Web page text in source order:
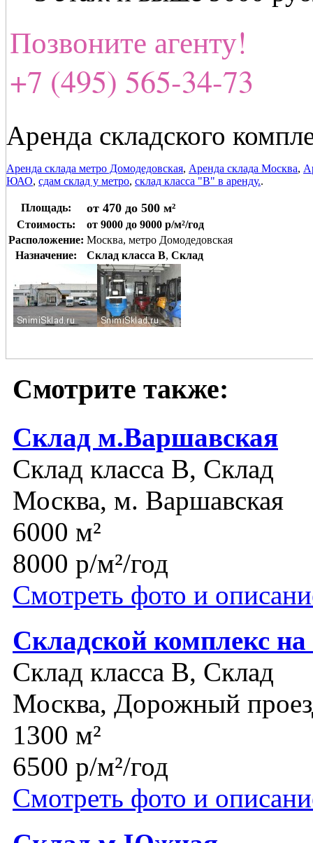
Позвоните агенту!
+7 (495) 565-34-73
Аренда складского
Аренда склада метро Домодедовская, Аренда склада Москва,
ЮАО, сдам склад у метро, склад класса "В" в аренду..
Площадь: от 470 до 500 м²
Стоимость:
от 9000 до 9000 р/м²/год
Расположение: Москва, метро Домодедовская
Назначение:
Склад класса B, Склад
Смотрите также:
Склад м.Варшавская
Склад класса B, Склад
Москва, м. Варшавская
6000 м²
8000 р/м²/год
Смотреть фото и
Складской комплекс
Склад класса B, Склад
Москва, Дорожный
1300 м²
6500 р/м²/год
Смотреть фото и